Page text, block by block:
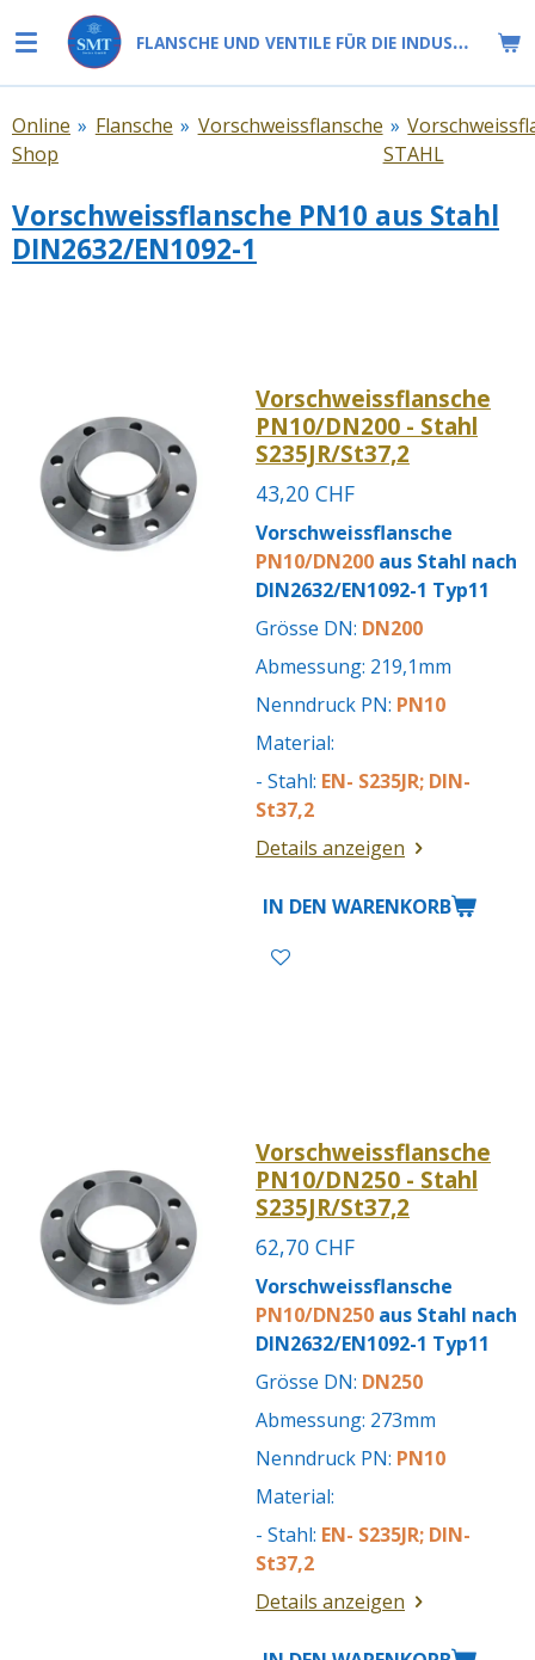
Hauptinhalt
springen
FLANSCHE UND VENTILE FÜR DIE INDUSTRIE
Online
Shop
» Flansche » Vorschweissflansche »
STAHL
Vorschweissflansche PN10 aus Stahl
DIN2632/EN1092-1
Vorschweissflansche
PN10/DN200 - Stahl
S235JR/St37,2
43,20 CHF
Vorschweissflansche
PN10/DN200 aus Stahl nach
DIN2632/EN1092-1 Typ11
Grösse DN: DN200
Abmessung: 219,1mm
Nenndruck PN: PN10
Material:
- Stahl: EN- S235JR; DIN-
St37,2
Details anzeigen
IN DEN WARENKORB
Vorschweissflansche
PN10/DN250 - Stahl
S235JR/St37,2
62,70 CHF
Vorschweissflansche
PN10/DN250 aus Stahl nach
DIN2632/EN1092-1 Typ11
Grösse DN: DN250
Abmessung: 273mm
Nenndruck PN: PN10
Material:
- Stahl: EN- S235JR; DIN-
St37,2
Details anzeigen